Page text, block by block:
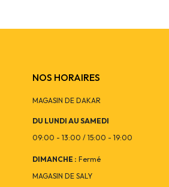
NOS HORAIRES
MAGASIN DE DAKAR
DU LUNDI AU SAMEDI
09:00 - 13:00 / 15:00 - 19:00
DIMANCHE : Fermé
MAGASIN DE SALY